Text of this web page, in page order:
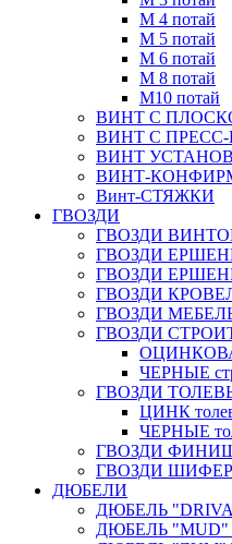
М 4 потай
М 5 потай
М 6 потай
М 8 потай
М10 потай
ВИНТ С
ВИНТ С
ВИНТ
ВИНТ-
Винт-СТЯЖКИ
ГВОЗДИ
ГВОЗДИ
ГВОЗДИ
ГВОЗДИ
ГВОЗДИ
ГВОЗДИ
ГВОЗДИ
ЧЕРНЫЕ
ГВОЗДИ
ЦИНК
ЧЕРНЫЕ
ГВОЗДИ
ГВОЗДИ
ДЮБЕЛИ
ДЮБЕЛЬ
ДЮБЕЛЬ